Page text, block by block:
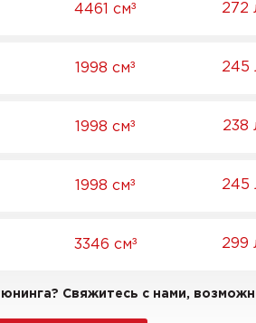
4461 см³ 272
1998 см³ 245
1998 см³ 238
1998 см³ 245
3346 см³ 299
Свяжитесь с нами,